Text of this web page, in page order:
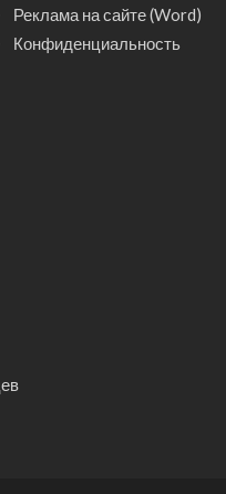
Реклама на сайте (Word)
Конфиденциальность